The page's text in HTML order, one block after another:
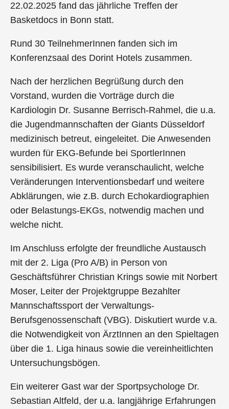
22.02.2025 fand das jährliche Treffen der
Basketdocs in Bonn statt.
Rund 30 TeilnehmerInnen fanden sich im
Konferenzsaal des Dorint Hotels zusammen.
Nach der herzlichen Begrüßung durch den
Vorstand, wurden die Vorträge durch die
Kardiologin Dr. Susanne Berrisch-Rahmel, die u.a.
die Jugendmannschaften der Giants Düsseldorf
medizinisch betreut, eingeleitet. Die Anwesenden
wurden für EKG-Befunde bei SportlerInnen
sensibilisiert. Es wurde veranschaulicht, welche
Veränderungen Interventionsbedarf und weitere
Abklärungen, wie z.B. durch Echokardiographien
oder Belastungs-EKGs, notwendig machen und
welche nicht.
Im Anschluss erfolgte der freundliche Austausch
mit der 2. Liga (Pro A/B) in Person von
Geschäftsführer Christian Krings sowie mit Norbert
Moser, Leiter der Projektgruppe Bezahlter
Mannschaftssport der Verwaltungs-
Berufsgenossenschaft (VBG). Diskutiert wurde v.a.
die Notwendigkeit von ÄrztInnen an den Spieltagen
über die 1. Liga hinaus sowie die vereinheitlichten
Untersuchungsbögen.
Ein weiterer Gast war der Sportpsychologe Dr.
Sebastian Altfeld, der u.a. langjährige Erfahrungen